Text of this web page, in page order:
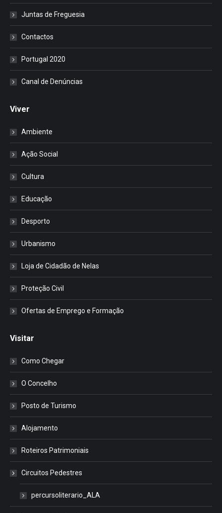
Juntas de Freguesia
Contactos
Portugal 2020
Canal de Denúncias
Viver
Ambiente
Ação Social
Cultura
Educação
Desporto
Urbanismo
Loja de Cidadão de Nelas
Proteção Civil
Ofertas de Emprego e Formação
Visitar
Como Chegar
O Concelho
Posto de Turismo
Alojamento
Roteiros Patrimoniais
Circuitos Pedestres
percursoliterario_ALA